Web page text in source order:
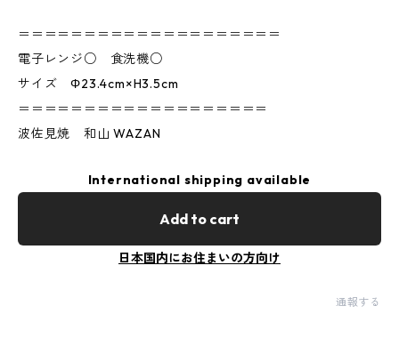
＝＝＝＝＝＝＝＝＝＝＝＝＝＝＝＝＝＝＝＝
電子レンジ○ 食洗機○
サイズ Φ23.4cm×H3.5cm
＝＝＝＝＝＝＝＝＝＝＝＝＝＝＝＝＝＝＝
波佐見焼 和山 WAZAN
International shipping available
Add to cart
日本国内にお住まいの方向け
通報する